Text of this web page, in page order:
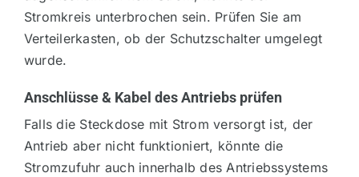
Stromkreis unterbrochen sein. Prüfen Sie am
Verteilerkasten, ob der Schutzschalter umgelegt
wurde.
Anschlüsse & Kabel des Antriebs prüfen
Falls die Steckdose mit Strom versorgt ist, der
Antrieb aber nicht funktioniert, könnte die
Stromzufuhr auch innerhalb des Antriebssystems